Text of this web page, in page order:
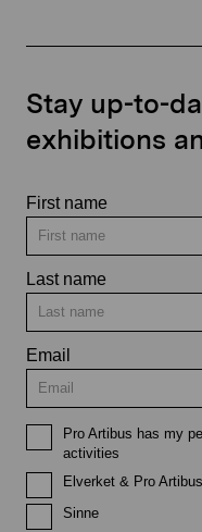
Stay up-to-
exhibitions
First name
Last name
Email
Pro Artibus has my
activities
Elverket & Pro Artibus
Sinne